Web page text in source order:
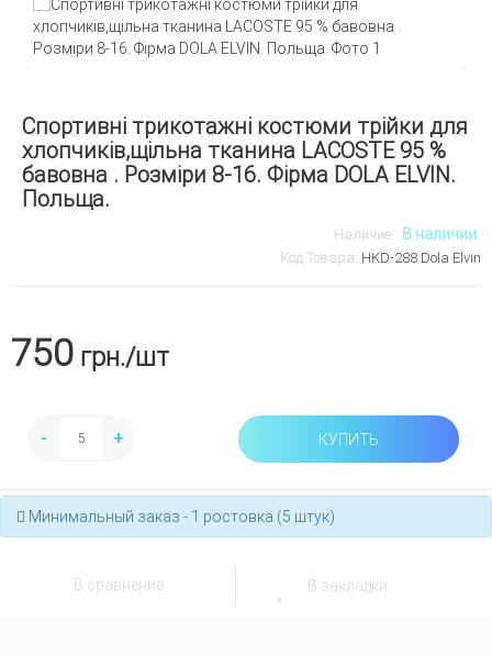
Cпортивні трикотажні костюми трійки для
хлопчиків,щільна тканина LACOSTE 95 %
бавовна . Розміри 8-16. Фірма DOLA ELVIN.
Польща.
Наличие: В наличии
Код Товара: НKD-288.Dola Elvin
750 грн./шт
- + КУПИТЬ
Минимальный заказ - 1 ростовка (5 штук)
В сравнение В закладки